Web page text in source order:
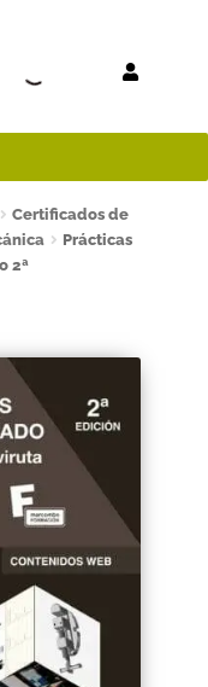
Certificados de
Prácticas
2ª